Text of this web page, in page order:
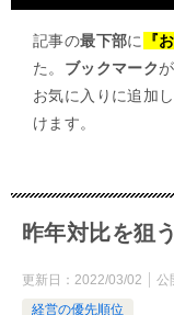
記事の最下部に 『
た。 ブックマーク
お気に入りに追加
けます。
昨年対比を狙
更新日： 2022/03/02 公
経営の優先順位